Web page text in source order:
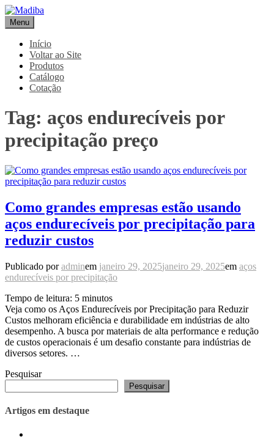
Pular
para
o
conteúdo
Madiba
Líder de Importação e Distribuição de Ligas Especiais
Menu
Início
Voltar ao Site
Produtos
Catálogo
Cotação
Tag: aços endurecíveis por
precipitação preço
Como grandes empresas estão usando
aços endurecíveis por precipitação para
reduzir custos
Publicado poradminem janeiro 29, 2025janeiro 29, 2025em aços
endurecíveis por precipitação
Tempo de leitura: 5 minutos
Veja como os Aços Endurecíveis por Precipitação para Reduzir
Custos melhoram eficiência e durabilidade em indústrias de alto
desempenho. A busca por materiais de alta performance e redução
de custos operacionais é um desafio constante para indústrias de
diversos setores. …
Pesquisar
Pesquisar
Artigos em destaque